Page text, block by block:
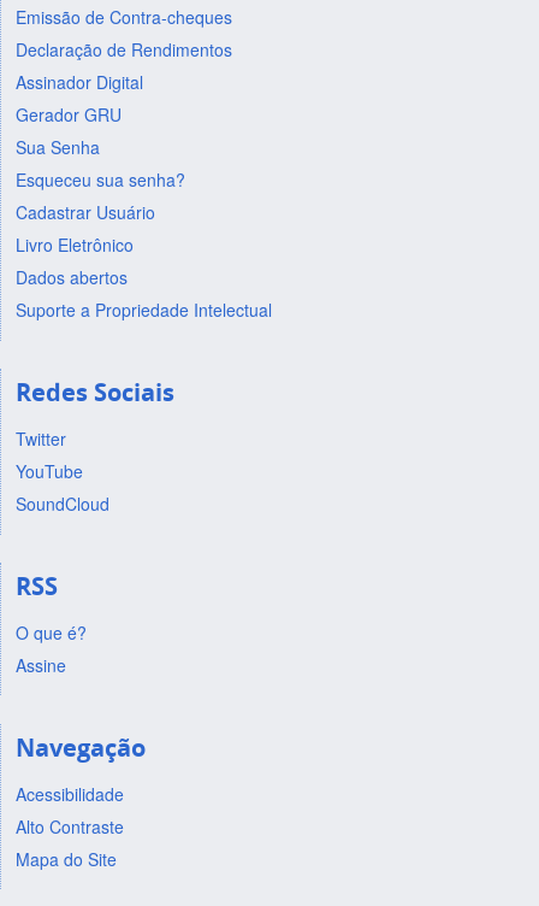
Emissão de Contra-cheques
Declaração de Rendimentos
Assinador Digital
Gerador GRU
Sua Senha
Esqueceu sua senha?
Cadastrar Usuário
Livro Eletrônico
Dados abertos
Suporte a Propriedade Intelectual
Redes Sociais
Twitter
YouTube
SoundCloud
RSS
O que é?
Assine
Navegação
Acessibilidade
Alto Contraste
Mapa do Site